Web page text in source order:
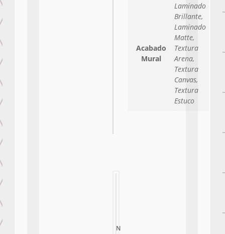
Acabado
Mural
Laminado
Brillante,
Laminado
Matte,
Textura
Arena,
Textura
Canvas,
Textura
Estuco
N